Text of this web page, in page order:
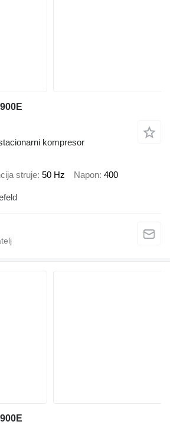
kompresor
struje 50 Hz Napon 400